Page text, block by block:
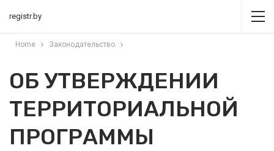
registr.by
Home Законодательство
ОБ УТВЕРЖДЕНИИ
ТЕРРИТОРИАЛЬНОЙ
ПРОГРАММЫ